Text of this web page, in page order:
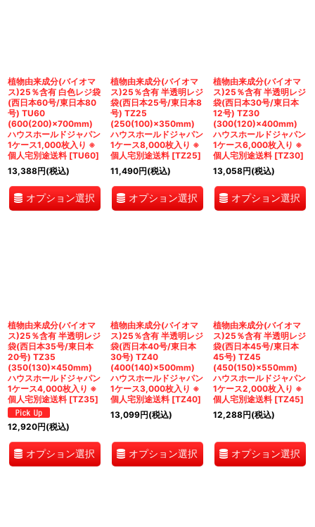
植物由来成分(バイオマ
ス)25％含有 白色レジ袋
(西日本60号/東日本80
号) TU60
(600(200)×700mm)
ハウスホールドジャパン
1ケース1,000枚入り ※
個人宅別途送料 [TU60]
13,388円(税込)
オプション選択
植物由来成分(バイオマ
ス)25％含有 半透明レジ
袋(西日本25号/東日本8
号) TZ25
(250(100)×350mm)
ハウスホールドジャパン
1ケース8,000枚入り ※
個人宅別途送料 [TZ25]
11,490円(税込)
オプション選択
植物由来成分(バイオマ
ス)25％含有 半透明レジ
袋(西日本30号/東日本
12号) TZ30
(300(120)×400mm)
ハウスホールドジャパン
1ケース6,000枚入り ※
個人宅別途送料 [TZ30]
13,058円(税込)
オプション選択
植物由来成分(バイオマ
ス)25％含有 半透明レジ
袋(西日本35号/東日本
20号) TZ35
(350(130)×450mm)
ハウスホールドジャパン
1ケース4,000枚入り ※
個人宅別途送料 [TZ35]
12,920円(税込)
オプション選択
植物由来成分(バイオマ
ス)25％含有 半透明レジ
袋(西日本40号/東日本
30号) TZ40
(400(140)×500mm)
ハウスホールドジャパン
1ケース3,000枚入り ※
個人宅別途送料 [TZ40]
13,099円(税込)
オプション選択
植物由来成分(バイオマ
ス)25％含有 半透明レジ
袋(西日本45号/東日本
45号) TZ45
(450(150)×550mm)
ハウスホールドジャパン
1ケース2,000枚入り ※
個人宅別途送料 [TZ45]
12,288円(税込)
オプション選択